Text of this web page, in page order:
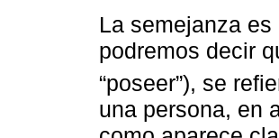
La semejanza es
podremos decir
“poseer”), se
una persona, en